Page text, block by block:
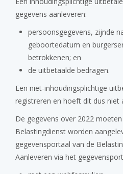
gegevens aanleveren:
persoonsgegevens, zijnde
geboortedatum en
betrokkenen; en
de uitbetaalde bedragen.
Een niet-inhoudingsplichtige
registreren en hoeft dit dus niet
De gegevens over 2022
Belastingdienst worden
gegevensportaal van de
Aanleveren via het